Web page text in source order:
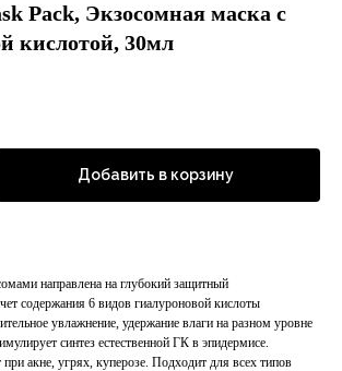
Pack, Экзосомная маска с
кислотой, 30мл
Добавить в корзину
направлена на глубокий защитный
содержания 6 видов гиалуроновой кислоты
увлажнение, удержание влаги на разном уровне
синтез естественной ГК в эпидермисе.
акне, угрях, куперозе. Подходит для всех типов